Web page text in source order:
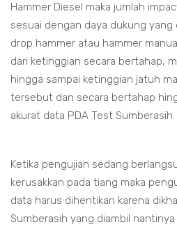
Hammer Diesel maka jumlah
sesuai dengan daya dukung
drop hammer atau hammer
dari ketinggian secara bertahap,
hingga sampai ketinggian jatuh
tersebut dan secara bertahap
akurat data PDA Test Sumberasih.
Ketika pengujian sedang
kerusakkan pada tiang maka
data harus dihentikan karena
Sumberasih yang diambil